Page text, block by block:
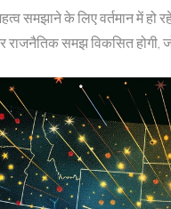
समझाने के लिए वर्तमान में
और राजनैतिक समझ विकसित